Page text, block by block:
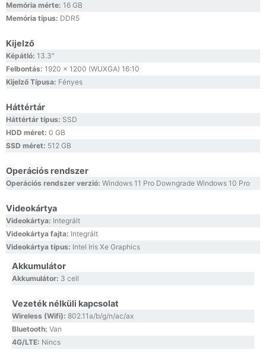
Memória mérte: 16 GB
Memória típus: DDR5
Kijelző
Képátló: 13.3″
Felbontás: 1920 x 1200 (WUXGA) 16:10
Kijelző Típusa: Fényes
Háttértár
Háttértár típus: SSD
HDD méret: 0 GB
SSD méret: 512 GB
Operációs rendszer
Operációs rendszer verzió: Windows 11 Pro Downgrade Windows 10 Pro
Videokártya
Videokártya: Integrált
Videokártya fajta: Integrált
Videokártya típus: Intel Iris Xe Graphics
Akkumulátor
Akkumulátor: 3 cell
Vezeték nélküli kapcsolat
Wireless (Wifi): 802.11a/b/g/n/ac/ax
Bluetooth: Van
4G/LTE: Nincs